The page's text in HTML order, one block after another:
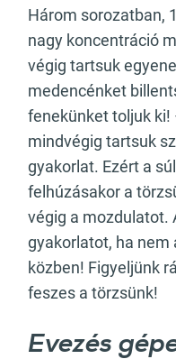
Három sorozatban,
nagy koncentráció
végig tartsuk
medencénket
fenekünket toljuk
mindvégig tartsuk
gyakorlat. Ezért a
felhúzásakor a
végig a mozdulatot.
gyakorlatot, ha nem
közben! Figyeljünk
feszes a törzsünk!
Evezés